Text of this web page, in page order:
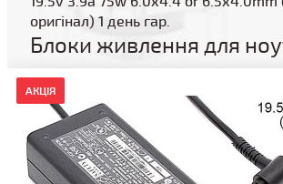
оригінал) 1 день гар.
Блоки живлення для
АКЦІЯ